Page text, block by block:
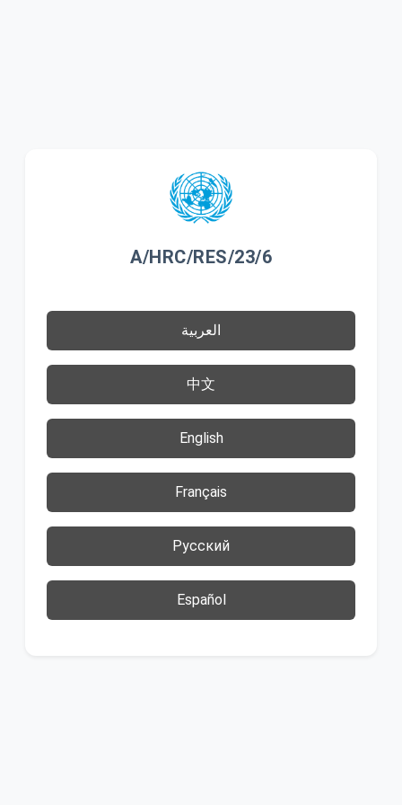
A/HRC/RES/23/6
العربية
中文
English
Français
Русский
Español